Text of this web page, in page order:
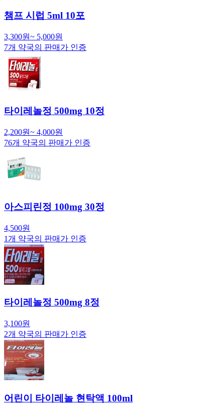
챔프 시럽 5ml 10포
3,300원~ 5,000원
7개 약국의 판매가 인증
타이레놀정 500mg 10정
2,200원~ 4,000원
76개 약국의 판매가 인증
아스피린정 100mg 30정
4,500원
1개 약국의 판매가 인증
타이레놀정 500mg 8정
3,100원
2개 약국의 판매가 인증
어린이 타이레놀 현탁액 100ml